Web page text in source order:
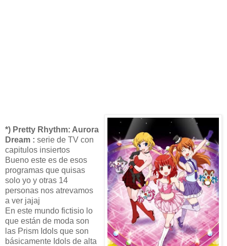
*) Pretty Rhythm: Aurora
Dream : serie de TV con
capitulos insiertos
Bueno este es de esos
programas que quisas
solo yo y otras 14
personas nos atrevamos
a ver jajaj
En este mundo fictisio lo
que están de moda son
las Prism Idols que son
básicamente Idols de alta